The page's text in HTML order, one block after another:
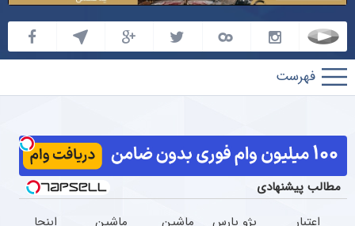
پارس
فوتبال
مطالب پیشنهادی
اعتبار
پژو پارس
ماشین
ماشین
ابنجا